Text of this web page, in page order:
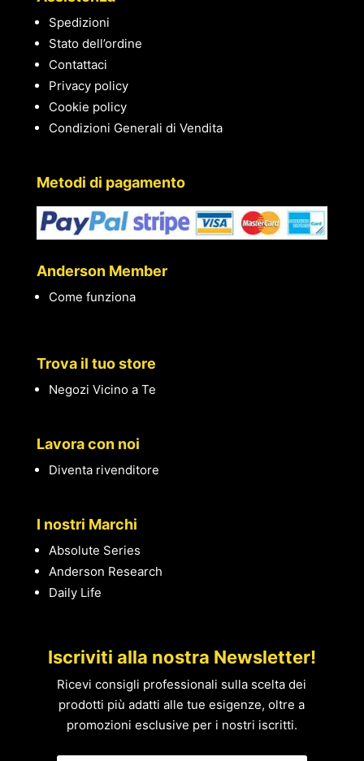
Spedizioni
Stato dell’ordine
Contattaci
Privacy policy
Cookie policy
Condizioni Generali di Vendita
Metodi di pagamento
Anderson Member
Come funziona
Trova il tuo store
Negozi Vicino a Te
Lavora con noi
Diventa rivenditore
I nostri Marchi
Absolute Series
Anderson Research
Daily Life
Iscriviti alla nostra Newsletter!
Ricevi consigli professionali sulla scelta dei
prodotti più adatti alle tue esigenze, oltre a
promozioni esclusive per i nostri iscritti.